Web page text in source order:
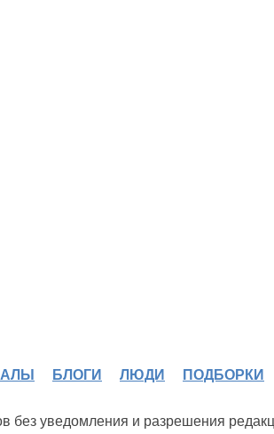
БЛОГИ ЛЮДИ ПОДБОРКИ
без уведомления и разрешения